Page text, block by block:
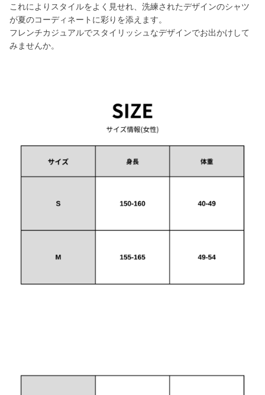
これによりスタイルをよく見せれ、洗練されたデザインのシャツ
が夏のコーディネートに彩りを添えます。
フレンチカジュアルでスタイリッシュなデザインでお出かけして
みませんか。